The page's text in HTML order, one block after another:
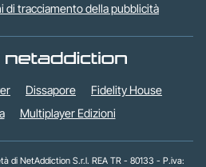
di tracciamento della pubblicità
Dissapore
Fidelity House
Multiplayer Edizioni
di NetAddiction S.r.l. REA TR - 80133 - P.iva: